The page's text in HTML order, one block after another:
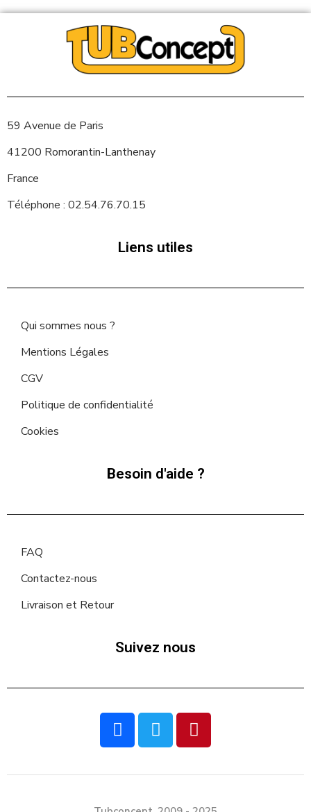
59 Avenue de Paris
41200 Romorantin-Lanthenay
France
Téléphone : 02.54.76.70.15
Liens utiles
Qui sommes nous ?
Mentions Légales
CGV
Politique de confidentialité
Cookies
Besoin d'aide ?
FAQ
Contactez-nous
Livraison et Retour
Suivez nous